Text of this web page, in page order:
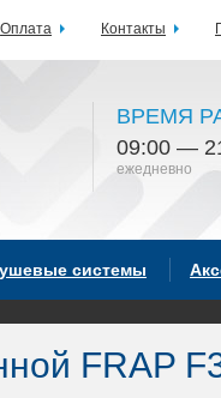
ВРЕМЯ
09:00 —
ежедневно
системы
FRAP
Оплата Контакты